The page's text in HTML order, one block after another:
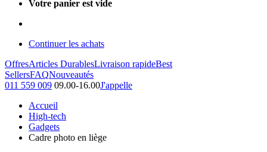
Votre panier est vide
Continuer les achats
OffresArticles DurablesLivraison rapideBest
SellersFAQNouveautés
011 559 009 09.00-16.00J'appelle
Accueil
High-tech
Gadgets
Cadre photo en liège